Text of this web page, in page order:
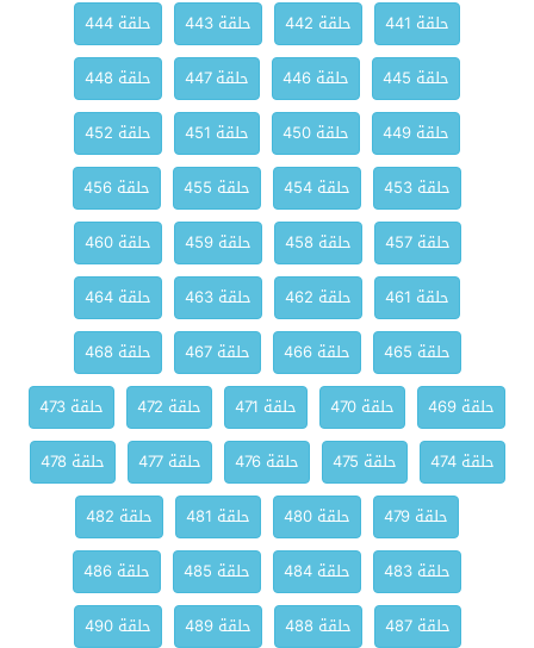
حلقة 441 حلقة 442 حلقة 443
حلقة 444
حلقة 445
حلقة 446 حلقة 447
حلقة 448
حلقة 449
حلقة 450 حلقة 451
حلقة 452
حلقة 453
حلقة 454 حلقة 455
حلقة 456
حلقة 457
حلقة 458 حلقة 459
حلقة 460
حلقة 461
حلقة 462 حلقة 463
حلقة 464
حلقة 465
حلقة 466 حلقة 467
حلقة 468
حلقة 469
حلقة 470 حلقة 471 حلقة 472
حلقة 473
حلقة 474
حلقة 475 حلقة 476 حلقة 477
حلقة 478
حلقة 479
حلقة 480 حلقة 481
حلقة 482
حلقة 483
حلقة 484 حلقة 485
حلقة 486
حلقة 487
حلقة 488 حلقة 489
حلقة 490